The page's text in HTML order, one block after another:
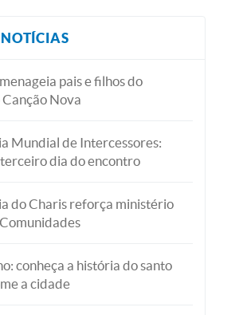
pais e filhos do
Nova
Mundial de Intercessores:
dia do encontro
do Charis reforça ministério
conheça a história do santo
a cidade